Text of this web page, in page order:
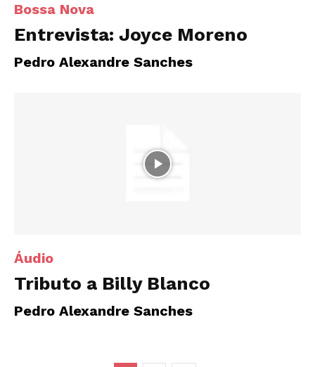
Bossa Nova
Entrevista: Joyce Moreno
Pedro Alexandre Sanches
Áudio
Tributo a Billy Blanco
Pedro Alexandre Sanches